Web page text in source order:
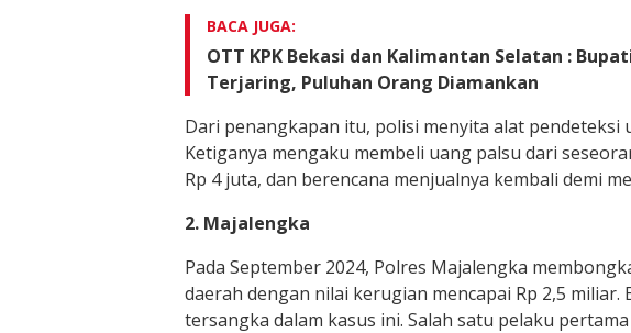
BACA JUGA:
OTT KPK Bekasi dan Kalimantan Selatan :
Terjaring, Puluhan Orang Diamankan
Dari penangkapan itu, polisi menyita alat pendeteksi
Ketiganya mengaku membeli uang palsu dari
Rp 4 juta, dan berencana menjualnya kembali demi
2. Majalengka
Pada September 2024, Polres Majalengka
daerah dengan nilai kerugian mencapai Rp 2,5
tersangka dalam kasus ini. Salah satu pelaku